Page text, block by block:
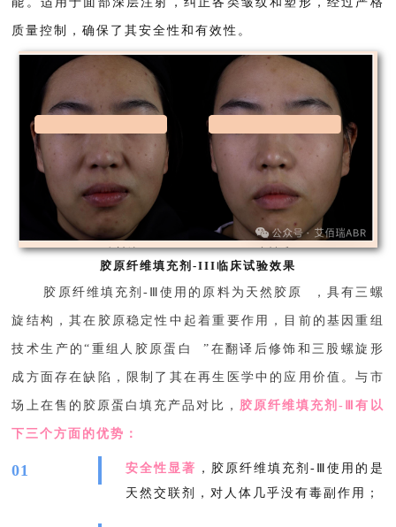
质量控制，确保了其安全性和有效性。
胶原纤维填充剂-III临床试验效果
胶原纤维填充剂-Ⅲ使用的原料为 天然胶原 ，具有三螺
旋结构，其在胶原稳定性中起着重要作用，目前的基因重组
技术生产的“ 重组人胶原蛋白 ”在翻译后修饰和三股螺旋形
成方面存在缺陷，限制了其在再生医学中的应用价值。与市
场上在售的胶原蛋白填充产品对比， 胶原纤维填充剂-Ⅲ有以
下三个方面的优势：
01 安全性显著 ，胶原纤维填充剂-Ⅲ使用的是
天然交联剂，对人体几乎没有毒副作用；